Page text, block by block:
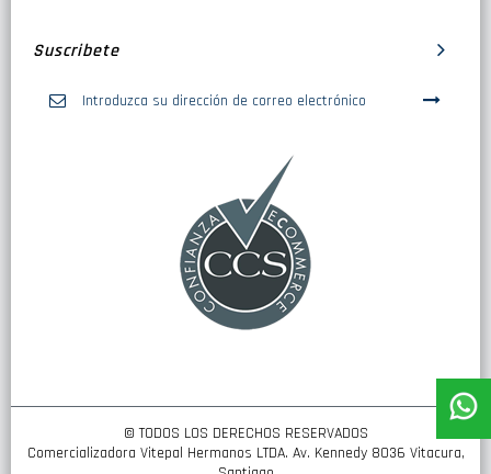
Suscribete
© TODOS LOS DERECHOS RESERVADOS
Comercializadora Vitepal Hermanos LTDA. Av. Kennedy 8036 Vitacura,